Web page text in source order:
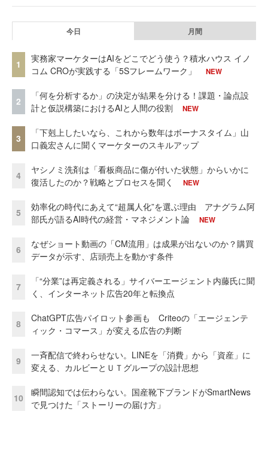
今日 月間
1
実務家マーケターはAIをどこでどう使う？積水ハウス イノ
コム CROが実践する「5Sフレームワーク」
NEW
2
「何を分析するか」の決定が結果を分ける！課題・論点設
計と仮説構築におけるAIと人間の役割
NEW
3
「下剋上したいなら、これから数年はボーナスタイム」山
口義宏さんに聞くマーケターのスキルアップ
4
ヤシノミ洗剤は「看板商品に傷が付いた状態」からいかに
復活したのか？戦略とプロセスを聞く
NEW
5
効率化の時代にあえて“超属人化”を選ぶ理由 アナグラム阿
部氏が語るAI時代の経営・マネジメント論
NEW
6
なぜショート動画の「CM流用」は成果が出ないのか？購買
データが示す、店頭売上を動かす条件
7
「“分業”は再定義される」サイバーエージェント内藤氏に聞
く、インターネット広告20年と転換点
8
ChatGPT広告パイロット参画も Criteoの「エージェンテ
ィック・コマース」が変える広告の判断
9
一斉配信で終わらせない。LINEを「消費」から「資産」に
変える、カルビーとＵＴグループの設計思想
10
瞬間認知では伝わらない。国産靴下ブランドがSmartNews
で見つけた「ストーリーの届け方」